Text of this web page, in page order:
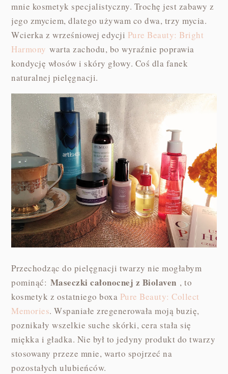
mnie kosmetyk specjalistyczny. Trochę jest zabawy z
jego zmyciem, dlatego używam co dwa, trzy mycia.
Wcierka z wrześniowej edycji Pure Beauty: Bright
Harmony warta zachodu, bo wyraźnie poprawia
kondycję włosów i skóry głowy. Coś dla fanek
naturalnej pielęgnacji.
Przechodząc do pielęgnacji twarzy nie mogłabym
pominąć: Maseczki całonocnej z Biolaven , to
kosmetyk z ostatniego boxa Pure Beauty: Collect
Memories. Wspaniałe zregenerowała moją buzię,
poznikały wszelkie suche skórki, cera stała się
miękka i gładka. Nie był to jedyny produkt do twarzy
stosowany przeze mnie, warto spojrzeć na
pozostałych ulubieńców.